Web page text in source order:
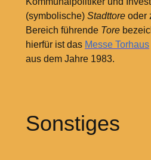
(symbolische) Stadttoreoder
Bereich führende Tore
hierfür ist das Messe Torhaus
aus dem Jahre 1983.
Sonstiges